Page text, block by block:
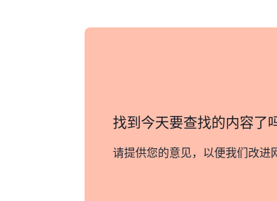
找到今天要查找的内容了
请提供您的意见，以便我们改进